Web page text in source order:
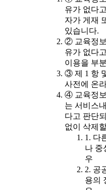
유가 없다
자가 게재
있습니다.
② 교육정
유가 없다
이용을 부
③ 제 1 항
사전에 온
④ 교육정
는 서비스
다고 판단
없이 삭제
1. 다
나 중
우
2. 공
용의